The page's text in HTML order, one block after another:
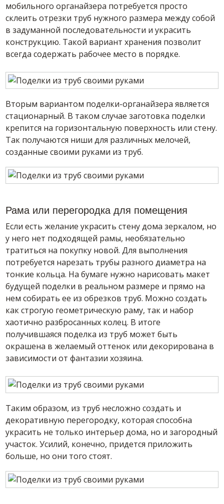
мобильного органайзера потребуется просто
склеить отрезки труб нужного размера между собой
в задуманной последовательности и украсить
конструкцию. Такой вариант хранения позволит
всегда содержать рабочее место в порядке.
Вторым вариантом поделки-органайзера является
стационарный. В таком случае заготовка поделки
крепится на горизонтальную поверхность или стену.
Так получаются ниши для различных мелочей,
созданные своими руками из труб.
Рама или перегородка для помещения
Если есть желание украсить стену дома зеркалом, но
у него нет подходящей рамы, необязательно
тратиться на покупку новой. Для выполнения
потребуется нарезать трубы разного диаметра на
тонкие кольца. На бумаге нужно нарисовать макет
будущей поделки в реальном размере и прямо на
нем собирать ее из обрезков труб. Можно создать
как строгую геометрическую раму, так и набор
хаотично разбросанных колец. В итоге
получившаяся поделка из труб может быть
окрашена в желаемый оттенок или декорирована в
зависимости от фантазии хозяина.
Таким образом, из труб несложно создать и
декоративную перегородку, которая способна
украсить не только интерьер дома, но и загородный
участок. Усилий, конечно, придется приложить
больше, но они того стоят.